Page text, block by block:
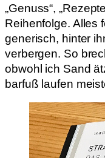
„Genuss“,
Reihenfolge. Alles
generisch, hinter
verbergen. So
obwohl ich Sand
barfuß laufen